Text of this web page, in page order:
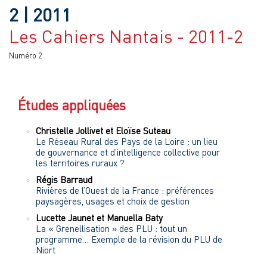
2 | 2011
Les Cahiers Nantais - 2011-2
Numéro 2
Études appliquées
Christelle Jollivet et Eloïse Suteau
Le Réseau Rural des Pays de la Loire : un lieu
de gouvernance et d’intelligence collective pour
les territoires ruraux ?
Régis Barraud
Rivières de l’Ouest de la France : préférences
paysagères, usages et choix de gestion
Lucette Jaunet et Manuella Baty
La « Grenellisation » des PLU : tout un
programme… Exemple de la révision du PLU de
Niort